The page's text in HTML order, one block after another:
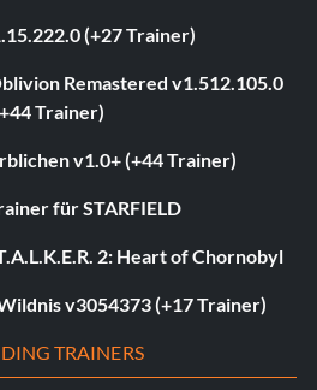
(+27 Trainer)
Remastered v1.512.105.0
Trainer)
v1.0+ (+44 Trainer)
für STARFIELD
2: Heart of Chornobyl
v3054373 (+17 Trainer)
TRAINERS